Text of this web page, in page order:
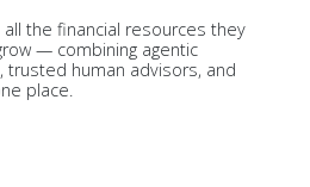
the financial resources they
— combining agentic
trusted human advisors, and
place.